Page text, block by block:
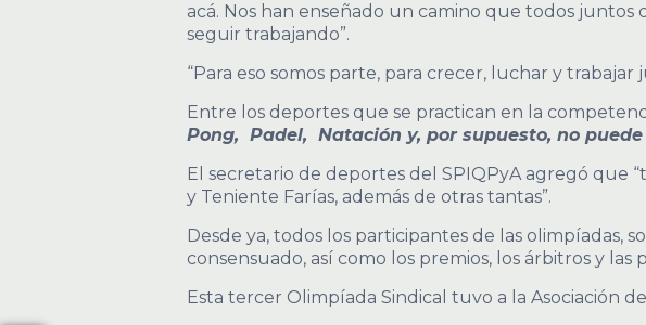
acá. Nos han enseñado un camino que todos
seguir trabajando”.
“Para eso somos parte, para crecer, luchar y
Entre los deportes que se practican en la
Pong, Padel, Natación y, por supuesto, no
El secretario de deportes del SPIQPyA agregó que
y Teniente Farías, además de otras tantas”.
Desde ya, todos los participantes de las olimpíadas,
consensuado, así como los premios, los árbitros y las
Esta tercer Olimpíada Sindical tuvo a la Asociación